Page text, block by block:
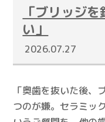
「ブリッジ
い」
2026.07.27
「奥歯を抜いた後、
つのが嫌。セラミッ